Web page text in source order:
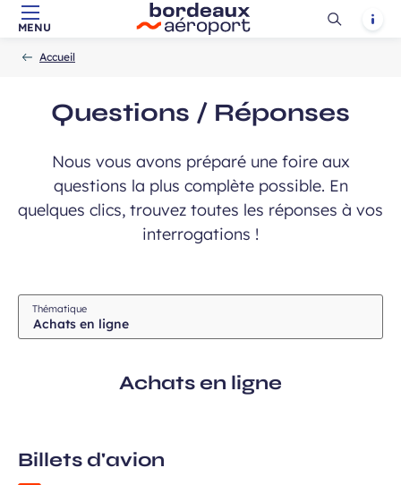
Aller au contenu principal
Aller à la navigation
Aller à la
MENU
Ouvrir
Accueil
Questions / Réponses
Nous vous avons préparé une foire aux
questions la plus complète possible. En
quelques clics, trouvez toutes les réponses à vos
interrogations !
ThématiqueChamp
requis
Achats en ligne
Billets d'avion